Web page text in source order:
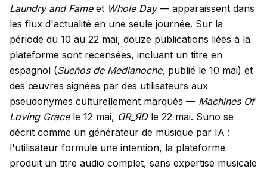
Laundry and Fameet Whole Day— apparaissent dans
les flux d'actualité en une seule journée. Sur la
période du 10 au 22 mai, douze publications liées à la
plateforme sont recensées, incluant un titre en
espagnol (Sueños de Medianoche, publié le 10 mai) et
des œuvres signées par des utilisateurs aux
pseudonymes culturellement marqués — Machines Of
Loving Gracele 12 mai, ꓷR_ЯDle 22 mai. Suno se
décrit comme un générateur de musique par IA :
l'utilisateur formule une intention, la plateforme
produit un titre audio complet, sans expertise musicale